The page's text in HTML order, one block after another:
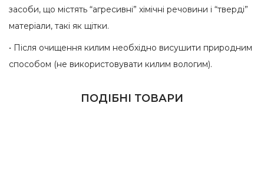
засоби, що містять “агресивні” хімічні речовини і “тверді”
матеріали, такі як щітки.
• Після очищення килим необхідно висушити природним
способом (не використовувати килим вологим).
ПОДІБНІ ТОВАРИ